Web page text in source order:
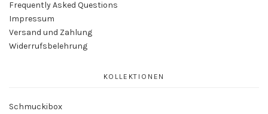
Frequently Asked Questions
Impressum
Versand und Zahlung
Widerrufsbelehrung
KOLLEKTIONEN
Schmuckibox